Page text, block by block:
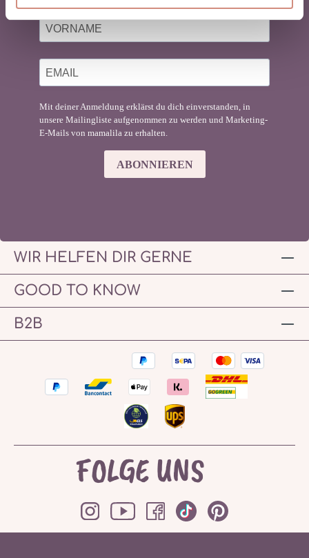
Mit deiner Anmeldung erklärst du dich einverstanden, in
unsere Mailingliste aufgenommen zu werden und Marketing-
E-Mails von mamalila zu erhalten.
ABONNIEREN
WIR HELFEN DIR GERNE
GOOD TO KNOW
B2B
FOLGE UNS